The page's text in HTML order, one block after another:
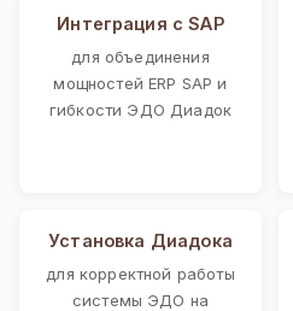
Интеграция с SAP
для объединения
мощностей ERP SAP и
гибкости ЭДО Диадок
Установка Диадока
для корректной работы
системы ЭДО на